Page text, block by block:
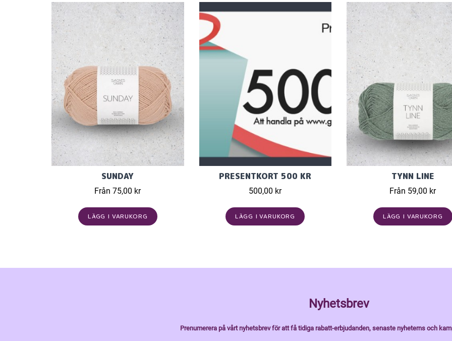
SUNDAY
Från 75,00 kr
LÄGG I VARUKORG
PRESENTKORT 500 KR
500,00 kr
LÄGG I VARUKORG
TYNN LINE
Från 59,00 kr
LÄGG I VARUKORG
Nyhetsbrev
Prenumerera på vårt nyhetsbrev för att få tidiga rabatt-erbjudanden, senaste nyheterns och